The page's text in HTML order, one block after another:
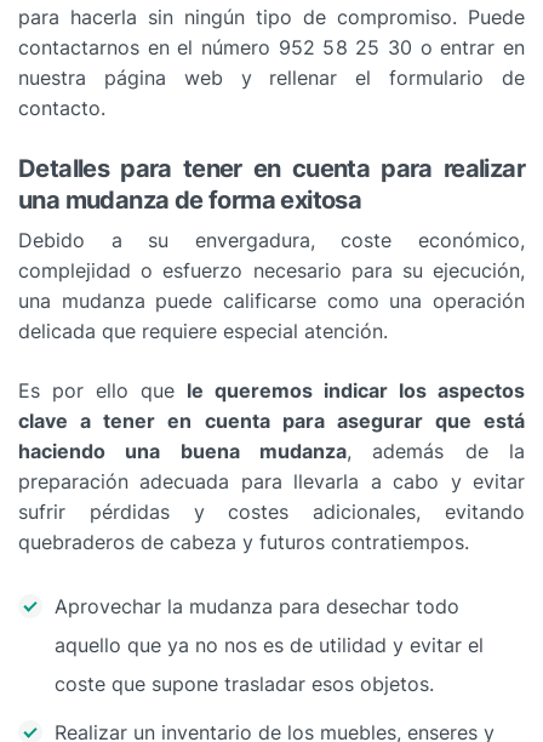
para hacerla sin ningún tipo de compromiso. Puede
contactarnos en el número 952 58 25 30 o entrar en
nuestra página web y rellenar el formulario de
contacto.
Detalles para tener en cuenta para realizar
una mudanza de forma exitosa
Debido a su envergadura, coste económico,
complejidad o esfuerzo necesario para su ejecución,
una mudanza puede calificarse como una operación
delicada que requiere especial atención.
Es por ello que le queremos indicar los aspectos
clave a tener en cuenta para asegurar que está
haciendo una buena mudanza, además de la
preparación adecuada para llevarla a cabo y evitar
sufrir pérdidas y costes adicionales, evitando
quebraderos de cabeza y futuros contratiempos.
Aprovechar la mudanza para desechar todo
aquello que ya no nos es de utilidad y evitar el
coste que supone trasladar esos objetos.
Realizar un inventario de los muebles, enseres y